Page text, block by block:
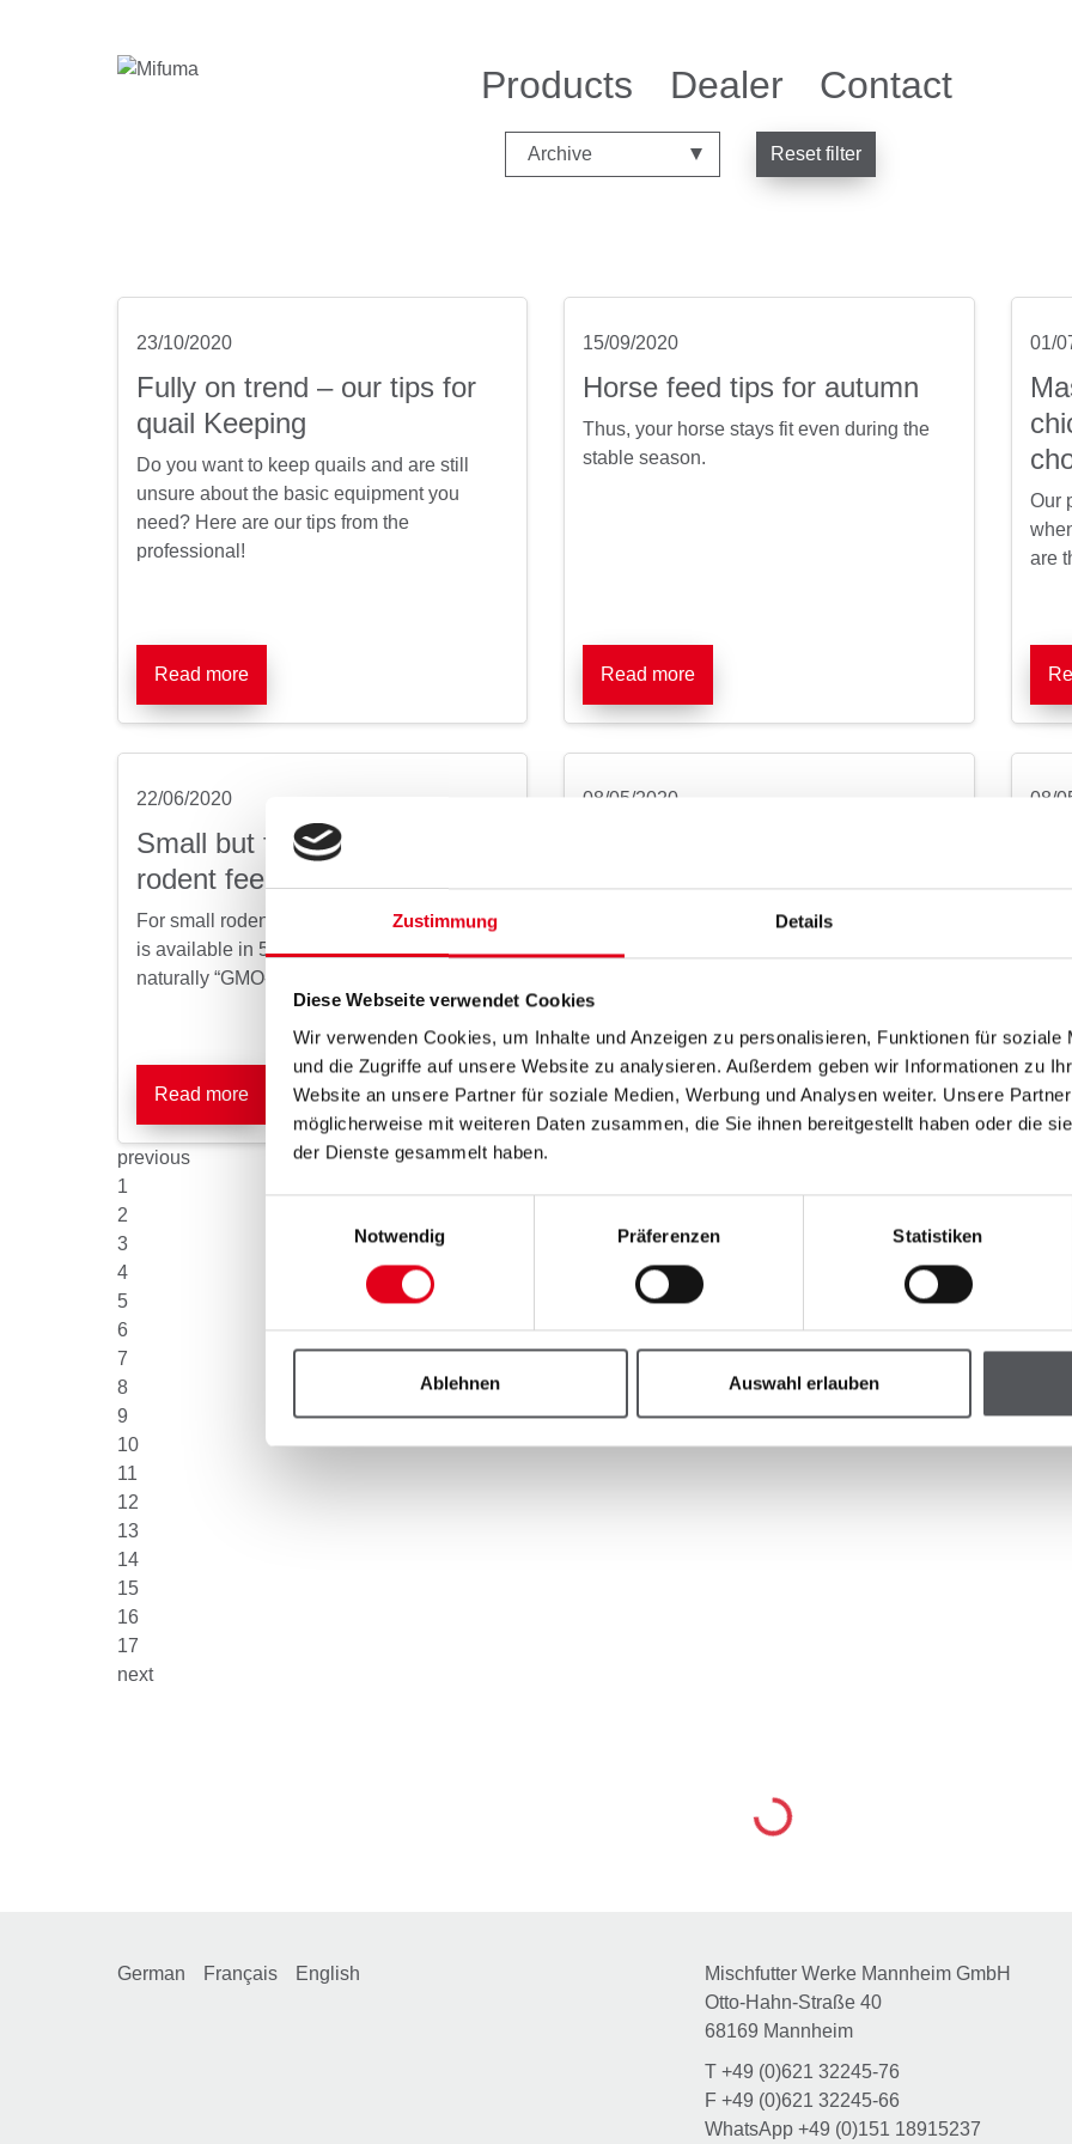
Zustimmung Details
Diese Webseite verwendet Cookies
Wir verwenden Cookies, um Inhalte und Anzeigen zu personalisieren, Funktionen für soziale
und die Zugriffe auf unsere Website zu analysieren. Außerdem geben wir Informationen zu
Website an unsere Partner für soziale Medien, Werbung und Analysen weiter. Unsere
möglicherweise mit weiteren Daten zusammen, die Sie ihnen bereitgestellt haben oder die
der Dienste gesammelt haben.
Notwendig
Präferenzen Statistiken
Ablehnen Auswahl erlauben
Products Dealer Contact
Reset filter
Loading...
23/10/2020
Fully on trend – our tips for
quail Keeping
Do you want to keep quails and are still
unsure about the basic equipment you
need? Here are our tips from the
professional!
Read more
15/09/2020
Horse feed tips for autumn
Thus, your horse stays fit even during the
stable season.
Read more
01/
Our
are
22/06/2020
Small but fine – rabbit and
rodent feed in handy bags
For small rodent or rabbit families, our feed
is available in 5 kg and 3.5 kg bags –
naturally “GMO-free”.
Read more
08/05/2020
We place the highest value on quality,
which is why many feeds from Mifuma carry
Read more
08/
previous
1
2
3
4
5
6
7
8
9
10
11
12
13
14
15
16
17
next
German Français English
Mischfutter Werke Mannheim GmbH
Otto-Hahn-Straße 40
68169 Mannheim
T +49 (0)621 32245-76
F +49 (0)621 32245-66
WhatsApp +49 (0)151 18915237